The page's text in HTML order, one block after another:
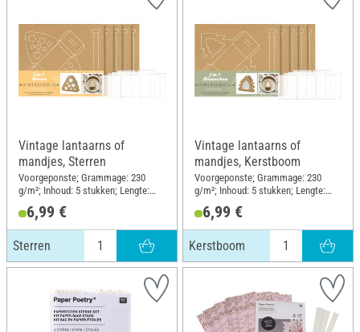
Vintage lantaarns of
mandjes, Sterren
Voorgeponste; Grammage: 230
g/m²; Inhoud: 5 stukken; Lengte:
11.5 cm; Breedte: 8 cm; Hoogte: 13
cm; Materiaal: Kraftpapier
6,99 €
Sterren
Vintage lantaarns of
mandjes, Kerstboom
Voorgeponste; Grammage: 230
g/m²; Inhoud: 5 stukken; Lengte:
11.5 cm; Breedte: 8 cm; Hoogte: 13
cm; Materiaal: Kraftpapier
6,99 €
Kerstboom